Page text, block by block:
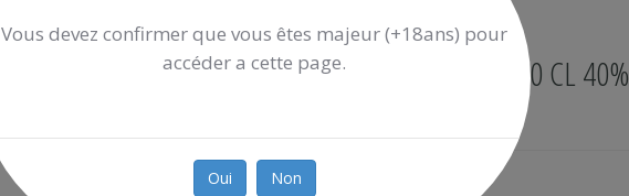
MARC DE CHAMPAGNE GOYARD 70 CL 40%
19.40 €
MARCDE429R
Vous devez confirmer que vous êtes majeur (+18ans) pour
accéder a cette page.
Oui Non